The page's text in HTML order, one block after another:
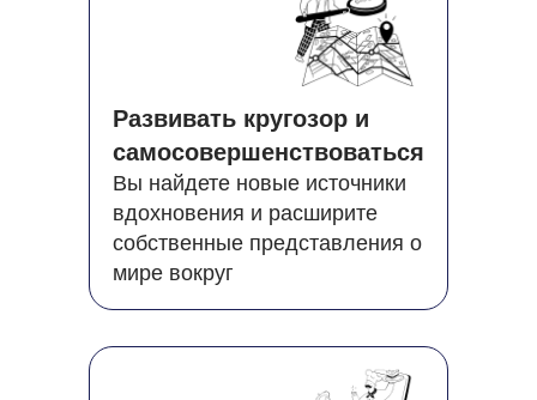
Вы найдете новые источники
вдохновения и расширите
собственные представления о
мире вокруг
Развивать кругозор и
самосовершенствоваться